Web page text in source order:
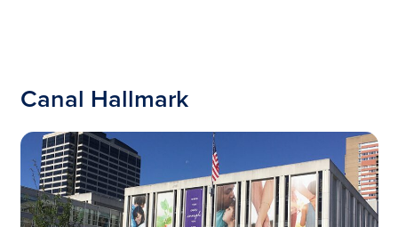
Canal Hallmark